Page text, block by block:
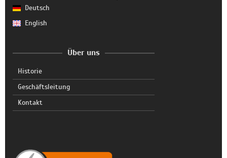
Deutsch
English
Über uns
Historie
Geschäftsleitung
Kontakt